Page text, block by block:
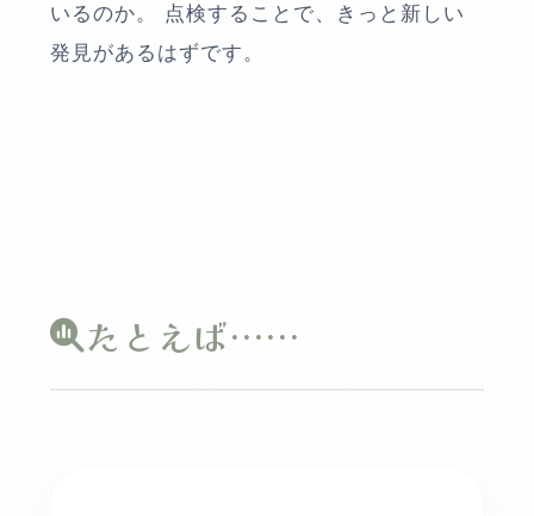
いるのか。 点検することで、きっと新しい
発見があるはずです。
たとえば……